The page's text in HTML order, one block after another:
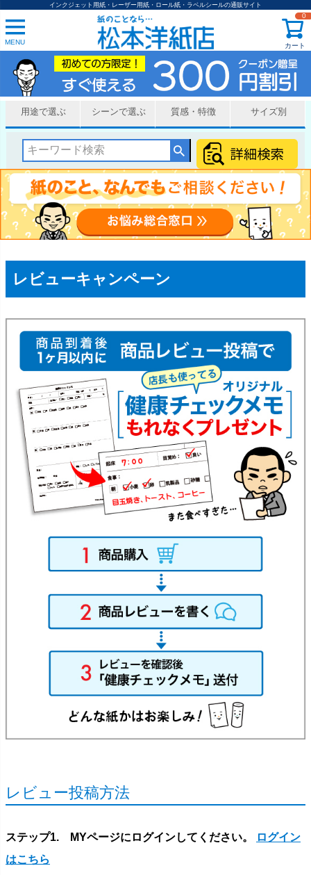
インクジェット用紙・レーザー用紙・ロール紙・ラベルシールの通販サイト
MENU カート
0
用途で選ぶ シーンで選ぶ 質感・特徴 サイズ別
レビューキャンペーン
レビュー投稿方法
ステップ1. MYページにログインしてください。
ログイン
はこちら